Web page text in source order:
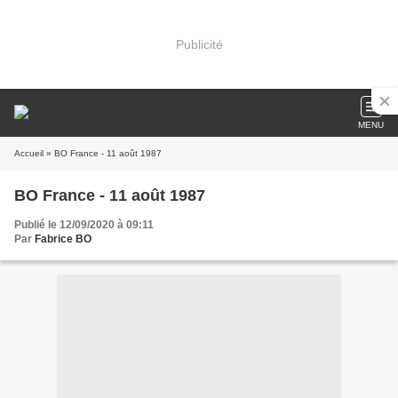
Publicité
MENU
Accueil » BO France - 11 août 1987
BO France - 11 août 1987
Publié le 12/09/2020 à 09:11
Par Fabrice BO